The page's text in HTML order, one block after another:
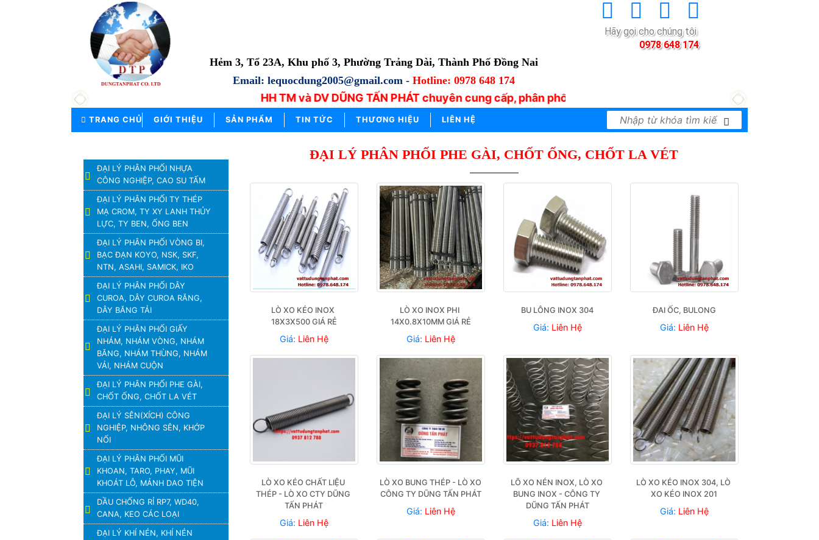
Hẻm 3, Tổ 23A, Khu phố 3, Phường Trảng Dài, Thành Phố Đồng Nai
Email: lequocdung2005@gmail.com - Hotline: 0978 648 174
Hãy gọi cho chúng tôi
0978 648 174
Công ty TNHH TM và DV DŨNG TẤN PHÁT chuyên cung cấp, phân phối thiết bị công nghiệp của nhiều hãng nổi tiếng
TRANG CHỦ GIỚI THIỆU SẢN PHẨM TIN TỨC THƯƠNG HIỆU LIÊN HỆ
ĐẠI LÝ PHÂN PHỐI NHỰA
CÔNG NGHIỆP, CAO SU TẤM
ĐẠI LÝ PHÂN PHỐI TY THÉP
MẠ CROM, TY XY LANH THỦY
LỰC, TY BEN, ỐNG BEN
ĐẠI LÝ PHÂN PHỐI VÒNG BI,
BẠC ĐẠN KOYO, NSK, SKF,
NTN, ASAHI, SAMICK, IKO
ĐẠI LÝ PHÂN PHỐI DÂY
CUROA, DÂY CUROA RĂNG,
DÂY BĂNG TẢI
ĐẠI LÝ PHÂN PHỐI GIẤY
NHÁM, NHÁM VÒNG, NHÁM
BĂNG, NHÁM THÙNG, NHÁM
VẢI, NHÁM CUỘN
ĐẠI LÝ PHÂN PHỐI PHE GÀI,
CHỐT ỐNG, CHỐT LA VÉT
ĐẠI LÝ SÊN(XÍCH) CÔNG
NGHIỆP, NHÔNG SÊN, KHỚP
NỐI
ĐẠI LÝ PHÂN PHỐI MŨI
KHOAN, TARO, PHAY, MŨI
KHOÁT LỖ, MẢNH DAO TIỆN
DẦU CHỐNG RỈ RP7, WD40,
CANA, KEO CÁC LOẠI
ĐẠI LÝ KHÍ NÉN, KHÍ NÉN
ĐẠI LÝ PHÂN PHỐI PHE GÀI, CHỐT ỐNG, CHỐT LA VÉT
LÒ XO KÉO INOX
18X3X500 GIÁ RẺ
Giá: Liên Hệ
LÒ XO INOX PHI
14X0.8X10MM GIÁ RẺ
Giá: Liên Hệ
BU LÔNG INOX 304
Giá: Liên Hệ
ĐAI ỐC, BULONG
Giá: Liên Hệ
LÒ XO KÉO CHẤT LIỆU
THÉP - LÒ XO CTY DŨNG
TẤN PHÁT
Giá: Liên Hệ
LÒ XO BUNG THÉP - LÒ XO
CÔNG TY DŨNG TẤN PHÁT
Giá: Liên Hệ
LÕ XO NÉN INOX, LÒ XO
BUNG INOX - CÔNG TY
DŨNG TẤN PHÁT
Giá: Liên Hệ
LÒ XO KÉO INOX 304, LÒ
XO KÉO INOX 201
Giá: Liên Hệ